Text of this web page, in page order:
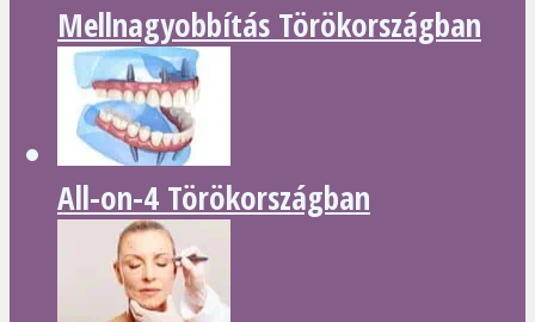
Mellnagyobbítás Törökországban
All-on-4 Törökországban